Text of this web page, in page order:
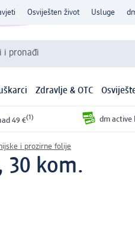
Osviješten život Usluge
i pronađi
Zdravlje & OTC
49 €(1) dm active
i prozirne folije
30 kom.